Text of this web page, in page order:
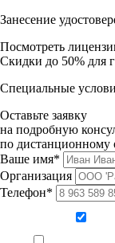
Занесение
Посмотреть
Скидки до 50% для
Специальные
Оставьте заявку
на подробную
по дистанционному
Ваше имя*
Организация
Телефон*